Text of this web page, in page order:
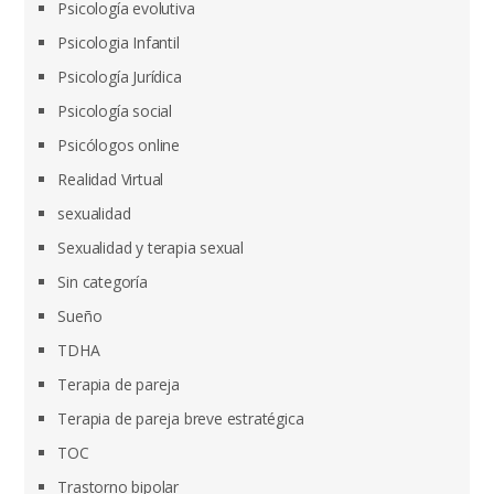
Psicología evolutiva
Psicologia Infantil
Psicología Jurídica
Psicología social
Psicólogos online
Realidad Virtual
sexualidad
Sexualidad y terapia sexual
Sin categoría
Sueño
TDHA
Terapia de pareja
Terapia de pareja breve estratégica
TOC
Trastorno bipolar